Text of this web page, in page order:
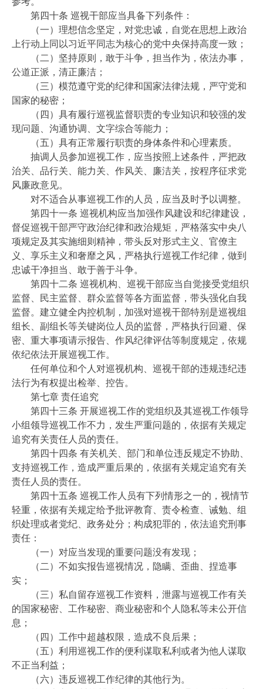
第四十条 巡视干部应当具备下列条件：
（一）理想信念坚定，对党忠诚，自觉在思想上政治
上行动上同以习近平同志为核心的党中央保持高度一致；
（二）坚持原则，敢于斗争，担当作为，依法办事，
公道正派，清正廉洁；
（三）模范遵守党的纪律和国家法律法规，严守党和
国家的秘密；
（四）具有履行巡视监督职责的专业知识和较强的发
现问题、沟通协调、文字综合等能力；
（五）具有正常履行职责的身体条件和心理素质。
抽调人员参加巡视工作，应当按照上述条件，严把政
治关、品行关、能力关、作风关、廉洁关，按程序征求党
风廉政意见。
对不适合从事巡视工作的人员，应当及时予以调整。
第四十一条 巡视机构应当加强作风建设和纪律建设，
督促巡视干部严守政治纪律和政治规矩，严格落实中央八
项规定及其实施细则精神，带头反对形式主义、官僚主
义、享乐主义和奢靡之风，严格执行巡视工作纪律，做到
忠诚干净担当、敢于善于斗争。
第四十二条 巡视机构、巡视干部应当自觉接受党组织
监督、民主监督、群众监督等各方面监督，带头强化自我
监督。建立健全内控机制，加强对巡视干部特别是巡视组
组长、副组长等关键岗位人员的监督，严格执行回避、保
密、重大事项请示报告、作风纪律评估等制度规定，依规
依纪依法开展巡视工作。
任何单位和个人对巡视机构、巡视干部的违规违纪违
法行为有权提出检举、控告。
第七章 责任追究
第四十三条 开展巡视工作的党组织及其巡视工作领导
小组领导巡视工作不力，发生严重问题的，依据有关规定
追究有关责任人员的责任。
第四十四条 有关机关、部门和单位违反规定不协助、
支持巡视工作，造成严重后果的，依据有关规定追究有关
责任人员的责任。
第四十五条 巡视工作人员有下列情形之一的，视情节
轻重，依据有关规定给予批评教育、责令检查、诫勉、组
织处理或者党纪、政务处分；构成犯罪的，依法追究刑事
责任：
（一）对应当发现的重要问题没有发现；
（二）不如实报告巡视情况，隐瞒、歪曲、捏造事
实；
（三）私自留存巡视工作资料，泄露与巡视工作有关
的国家秘密、工作秘密、商业秘密和个人隐私等未公开信
息；
（四）工作中超越权限，造成不良后果；
（五）利用巡视工作的便利谋取私利或者为他人谋取
不正当利益；
（六）违反巡视工作纪律的其他行为。